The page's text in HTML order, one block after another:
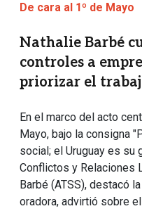
De cara al 1º de Mayo
Nathalie Barbé
controles a
priorizar el
En el marco del acto
Mayo, bajo la consigna
social; el Uruguay es su
Conflictos y Relaciones
Barbé (ATSS), destacó
oradora, advirtió sobre